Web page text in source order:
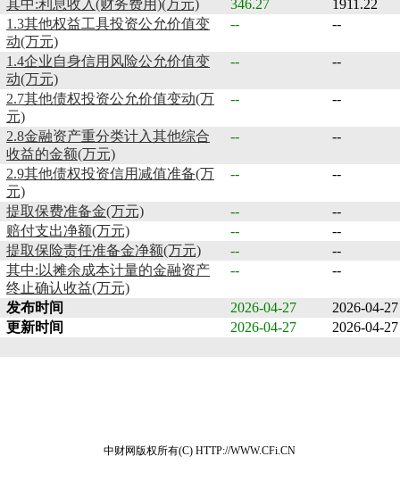
其中:利息收入(财务费用)(万元) 346.27
1911.22
1.3其他权益工具投资公允价值变
动(万元)
-- --
1.4企业自身信用风险公允价值变
动(万元)
-- --
2.7其他债权投资公允价值变动(万
元)
-- --
2.8金融资产重分类计入其他综合
收益的金额(万元)
-- --
2.9其他债权投资信用减值准备(万
元)
-- --
提取保费准备金(万元) --
--
赔付支出净额(万元)
--
--
提取保险责任准备金净额(万元)
--
--
其中:以摊余成本计量的金融资产
终止确认收益(万元)
-- --
发布时间 2026-04-27
2026-04-27
更新时间
2026-04-27 2026-04-27
中财网版权所有(C) HTTP://WWW.CFi.CN